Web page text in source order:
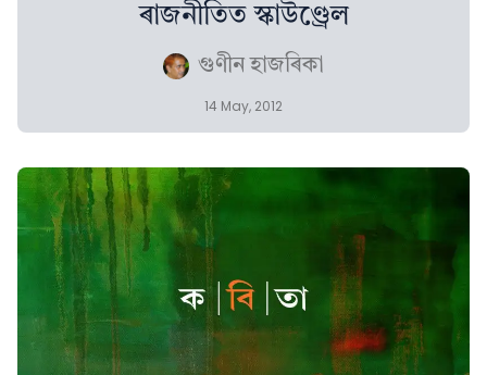
ৰাজনীতিত স্কাউণ্ড্ৰেল
গুণীন হাজৰিকা
14 May, 2012